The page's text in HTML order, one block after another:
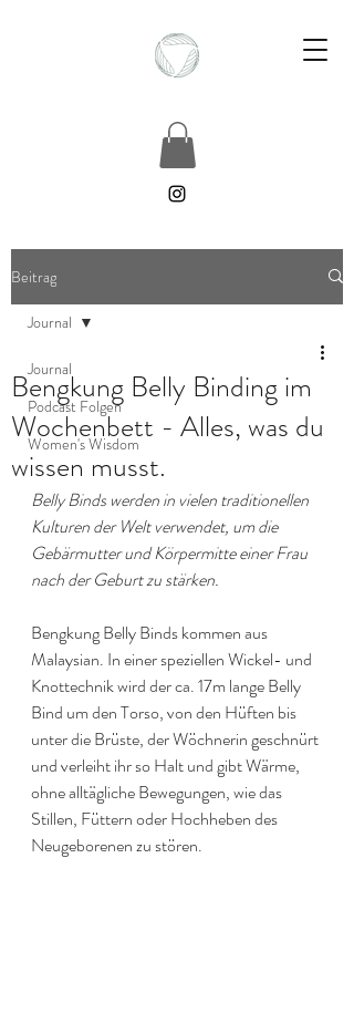
Beitrag
Journal
Podcast Folgen
Women's Wisdom
Journal
Bengkung Belly Binding im
Wochenbett - Alles, was du
wissen musst.
Belly Binds werden in vielen traditionellen
Kulturen der Welt verwendet, um die
Gebärmutter und Körpermitte einer Frau
nach der Geburt zu stärken.
Bengkung Belly Binds kommen aus
Malaysian. In einer speziellen Wickel- und
Knottechnik wird der ca. 17m lange Belly
Bind um den Torso, von den Hüften bis
unter die Brüste, der Wöchnerin geschnürt
und verleiht ihr so Halt und gibt Wärme,
ohne alltägliche Bewegungen, wie das
Stillen, Füttern oder Hochheben des
Neugeborenen zu stören.